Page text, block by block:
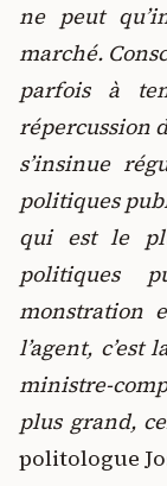
ne peut
marché.
parfois à
répercussion
s’insinue
politiques
qui est le
politiques
monstration
l’agent,
ministre-
plus grand,
politologue